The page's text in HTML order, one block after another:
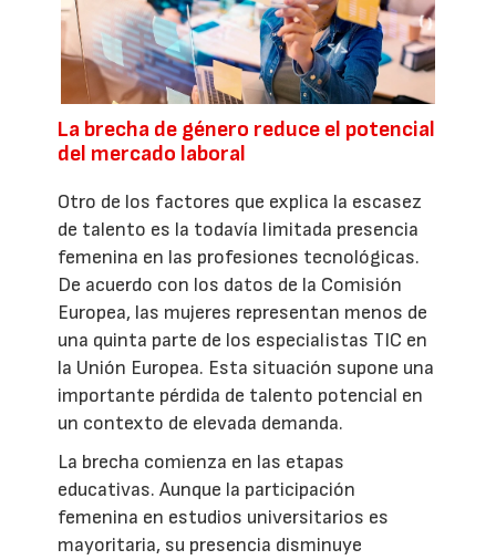
La brecha de género reduce el potencial
del mercado laboral
Otro de los factores que explica la escasez
de talento es la todavía limitada presencia
femenina en las profesiones tecnológicas.
De acuerdo con los datos de la Comisión
Europea, las mujeres representan menos de
una quinta parte de los especialistas TIC en
la Unión Europea. Esta situación supone una
importante pérdida de talento potencial en
un contexto de elevada demanda.
La brecha comienza en las etapas
educativas. Aunque la participación
femenina en estudios universitarios es
mayoritaria, su presencia disminuye